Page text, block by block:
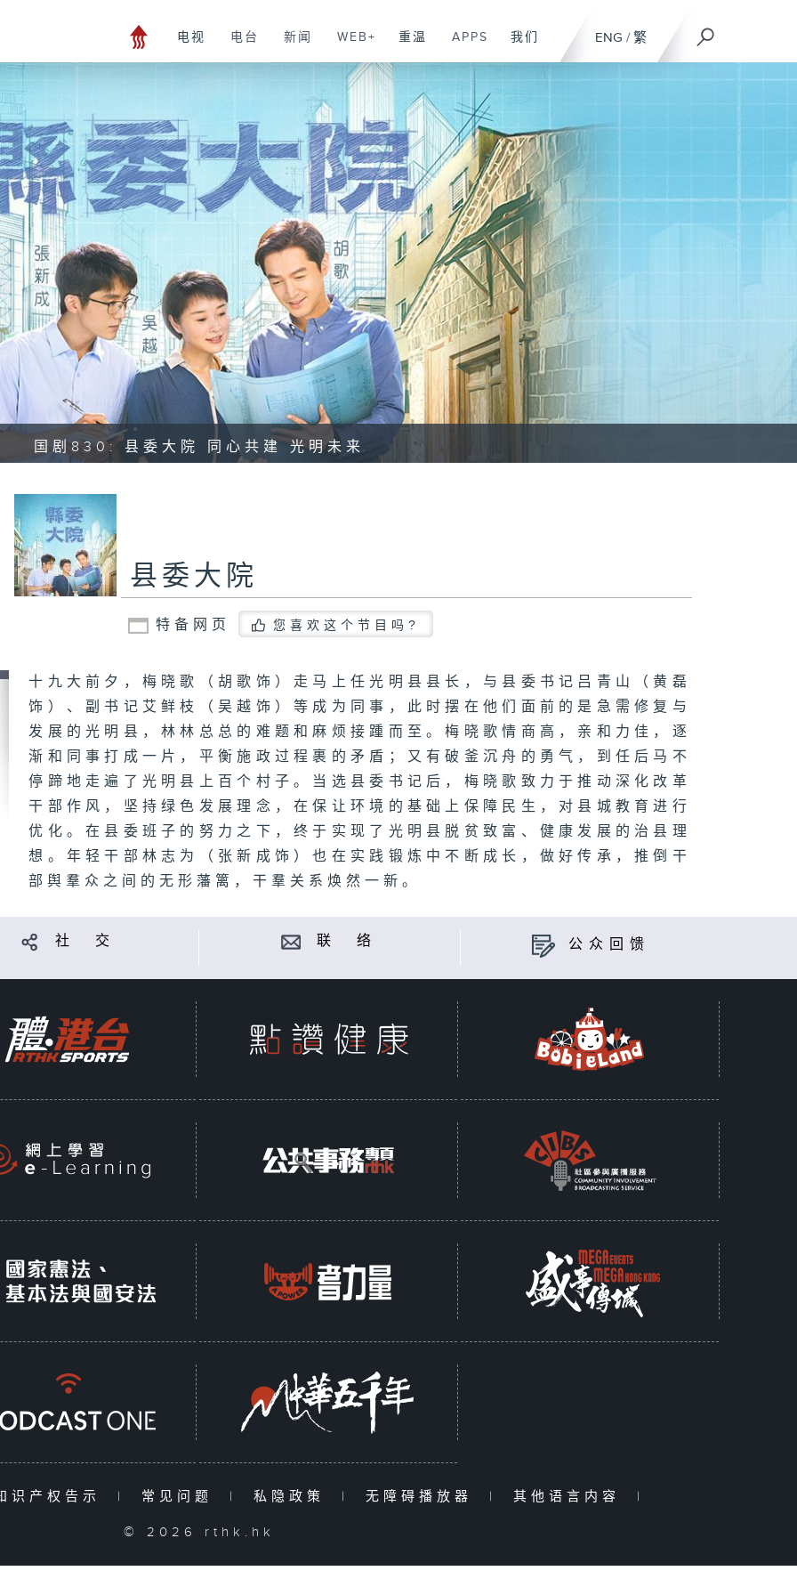
ENG / 繁
电视 电台 新闻 WEB+ 重温 APPS 我们
国剧830: 县委大院 同心共建 光明未来
县委大院
特备网页 您喜欢这个节目吗?
十九大前夕，梅晓歌（胡歌饰）走马上任光明县县长，与县委书记吕青山（黄磊
饰）、副书记艾鲜枝（吴越饰）等成为同事，此时摆在他们面前的是急需修复与
发展的光明县，林林总总的难题和麻烦接踵而至。梅晓歌情商高，亲和力佳，逐
渐和同事打成一片，平衡施政过程裹的矛盾；又有破釜沉舟的勇气，到任后马不
停蹄地走遍了光明县上百个村子。当选县委书记后，梅晓歌致力于推动深化改革
干部作风，坚持绿色发展理念，在保让环境的基础上保障民生，对县城教育进行
优化。在县委班子的努力之下，终于实现了光明县脱贫致富、健康发展的治县理
想。年轻干部林志为（张新成饰）也在实践锻炼中不断成长，做好传承，推倒干
部舆羣众之间的无形藩篱，干羣关系焕然一新。
社 交 联 络 公众回馈
识产权告示 | 常见问题 | 私隐政策 | 无障碍播放器 | 其他语言内容 |
© 2026 rthk.hk